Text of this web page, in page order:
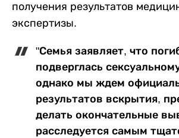
получения результатов
экспертизы.
"Семья заявляет, что
подверглась
однако мы ждем
результатов вскрытия,
делать окончательные
расследуется самым